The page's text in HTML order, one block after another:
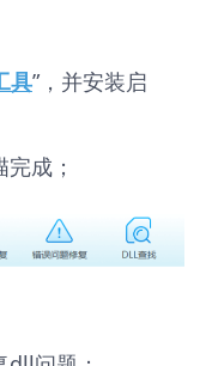
具”，并安装启
成；